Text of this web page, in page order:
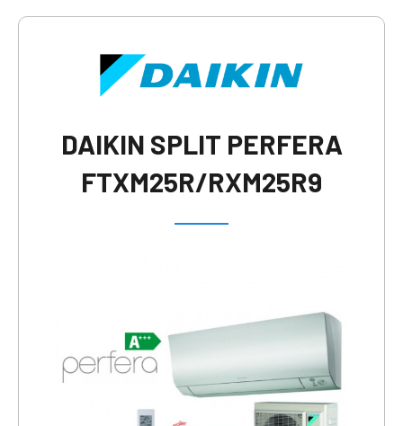
DAIKIN SPLIT PERFERA
FTXM25R/RXM25R9